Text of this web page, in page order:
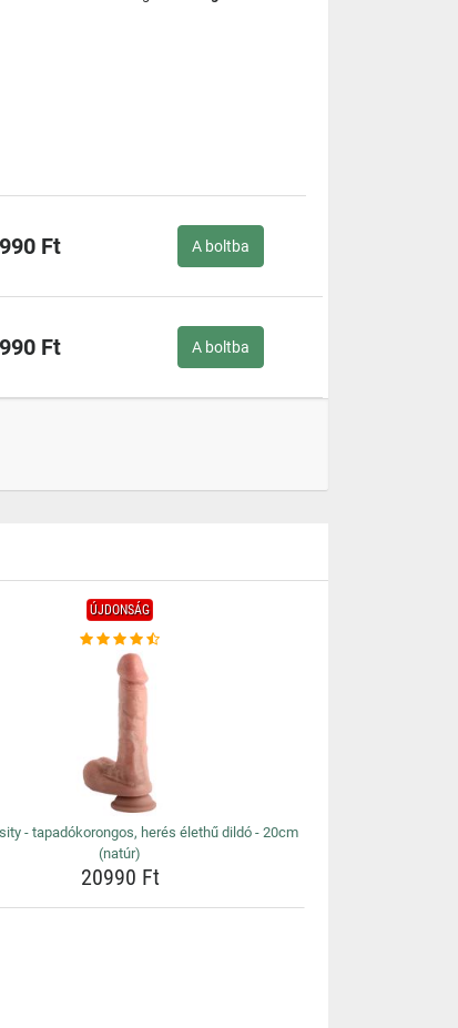
Ft A boltba
Ft A boltba
ÚJDONSÁG
- tapadókorongos, herés élethű dildó - 20cm
(natúr)
20990 Ft